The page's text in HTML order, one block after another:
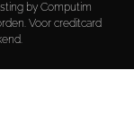
by Computim
Voor creditcard